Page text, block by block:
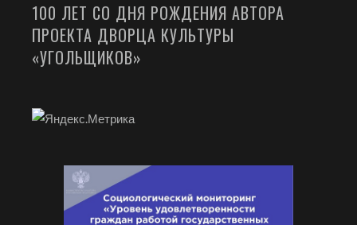
100 ЛЕТ СО ДНЯ РОЖДЕНИЯ АВТОРА
ПРОЕКТА ДВОРЦА КУЛЬТУРЫ
«УГОЛЬЩИКОВ»